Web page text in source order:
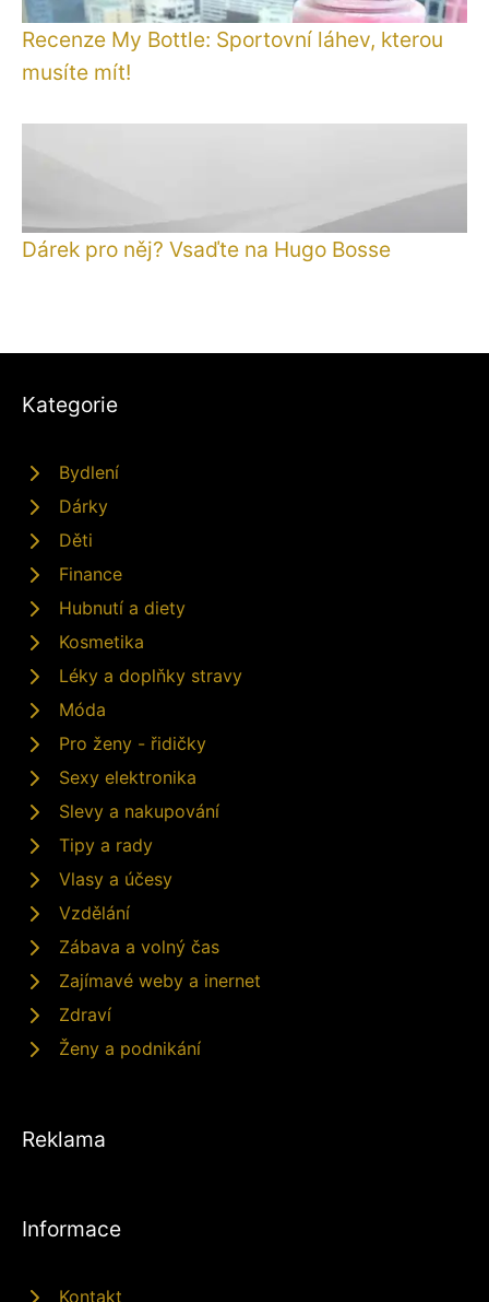
Recenze My Bottle: Sportovní láhev, kterou
musíte mít!
Dárek pro něj? Vsaďte na Hugo Bosse
Kategorie
Bydlení
Dárky
Děti
Finance
Hubnutí a diety
Kosmetika
Léky a doplňky stravy
Móda
Pro ženy - řidičky
Sexy elektronika
Slevy a nakupování
Tipy a rady
Vlasy a účesy
Vzdělání
Zábava a volný čas
Zajímavé weby a inernet
Zdraví
Ženy a podnikání
Reklama
Informace
Kontakt